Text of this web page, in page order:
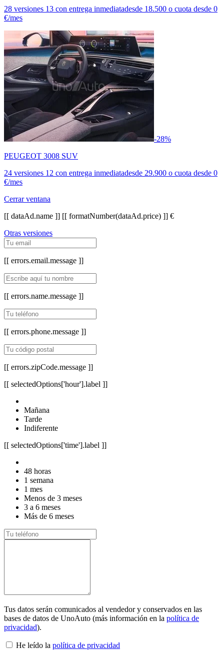
28 versiones 13 con entrega inmediatadesde 18.500 o cuota desde 0
€/mes
-28%
PEUGEOT 3008 SUV
24 versiones 12 con entrega inmediatadesde 29.900 o cuota desde 0
€/mes
Cerrar ventana
[[ dataAd.name ]] [[ formatNumber(dataAd.price) ]] €
Otras versiones
[[ errors.email.message ]]
[[ errors.name.message ]]
[[ errors.phone.message ]]
[[ errors.zipCode.message ]]
[[ selectedOptions['hour'].label ]]
Mañana
Tarde
Indiferente
[[ selectedOptions['time'].label ]]
48 horas
1 semana
1 mes
Menos de 3 meses
3 a 6 meses
Más de 6 meses
Tus datos serán comunicados al vendedor y conservados en las
bases de datos de UnoAuto (más información en la política de
privacidad).
He leído la política de privacidad